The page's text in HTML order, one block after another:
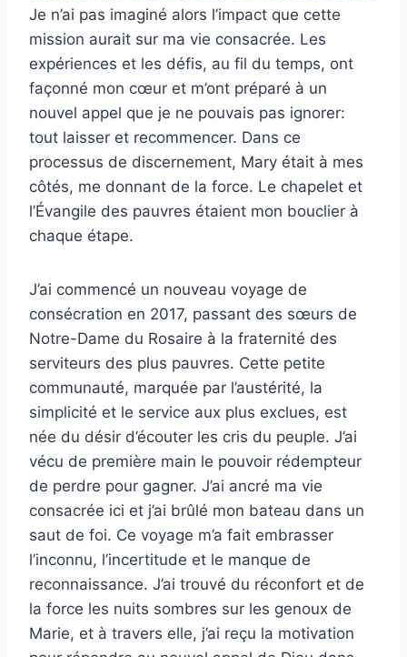
Je n’ai pas imaginé alors l’impact que cette
mission aurait sur ma vie consacrée. Les
expériences et les défis, au fil du temps, ont
façonné mon cœur et m’ont préparé à un
nouvel appel que je ne pouvais pas ignorer:
tout laisser et recommencer. Dans ce
processus de discernement, Mary était à mes
côtés, me donnant de la force. Le chapelet et
l’Évangile des pauvres étaient mon bouclier à
chaque étape.
J’ai commencé un nouveau voyage de
consécration en 2017, passant des sœurs de
Notre-Dame du Rosaire à la fraternité des
serviteurs des plus pauvres. Cette petite
communauté, marquée par l’austérité, la
simplicité et le service aux plus exclues, est
née du désir d’écouter les cris du peuple. J’ai
vécu de première main le pouvoir rédempteur
de perdre pour gagner. J’ai ancré ma vie
consacrée ici et j’ai brûlé mon bateau dans un
saut de foi. Ce voyage m’a fait embrasser
l’inconnu, l’incertitude et le manque de
reconnaissance. J’ai trouvé du réconfort et de
la force les nuits sombres sur les genoux de
Marie, et à travers elle, j’ai reçu la motivation